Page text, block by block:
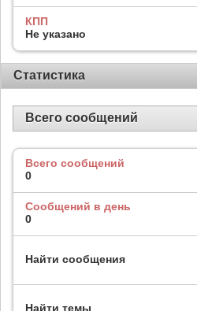
КПП
Не указано
Статистика
Всего сообщений
Всего сообщений
0
Сообщений в день
0
Найти сообщения
Найти темы